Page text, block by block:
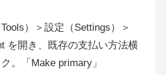
）＞設定（Settings）＞
を開き、既存の支払い方法横
。「Make primary」